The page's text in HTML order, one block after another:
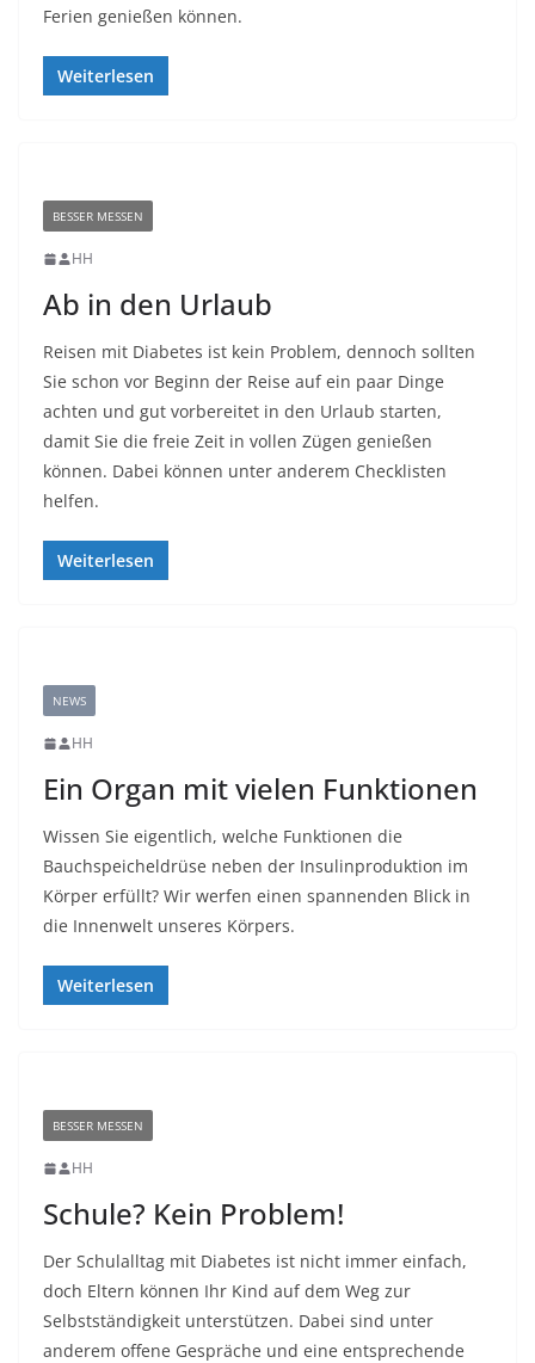
Ferien genießen können.
Weiterlesen
BESSER MESSEN
HH
Ab in den Urlaub
Reisen mit Diabetes ist kein Problem, dennoch sollten
Sie schon vor Beginn der Reise auf ein paar Dinge
achten und gut vorbereitet in den Urlaub starten,
damit Sie die freie Zeit in vollen Zügen genießen
können. Dabei können unter anderem Checklisten
helfen.
Weiterlesen
NEWS
HH
Ein Organ mit vielen Funktionen
Wissen Sie eigentlich, welche Funktionen die
Bauchspeicheldrüse neben der Insulinproduktion im
Körper erfüllt? Wir werfen einen spannenden Blick in
die Innenwelt unseres Körpers.
Weiterlesen
BESSER MESSEN
HH
Schule? Kein Problem!
Der Schulalltag mit Diabetes ist nicht immer einfach,
doch Eltern können Ihr Kind auf dem Weg zur
Selbstständigkeit unterstützen. Dabei sind unter
anderem offene Gespräche und eine entsprechende